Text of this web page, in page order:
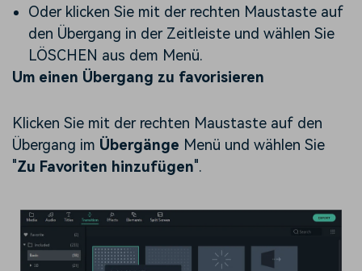
Oder klicken Sie mit der rechten Maustaste auf
den Übergang in der Zeitleiste und wählen Sie
LÖSCHEN aus dem Menü.
Um einen Übergang zu favorisieren
Klicken Sie mit der rechten Maustaste auf den
Übergang im Übergänge Menü und wählen Sie
"Zu Favoriten hinzufügen".